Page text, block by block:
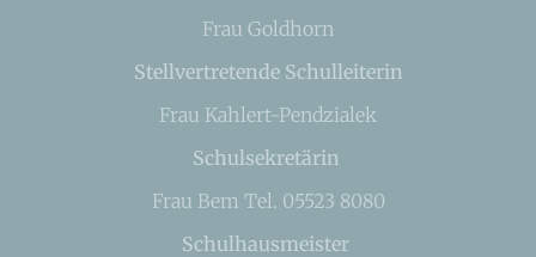
Frau Goldhorn
Stellvertretende Schulleiterin
Frau Kahlert-Pendzialek
Schulsekretärin
Frau Bem Tel. 05523 8080
Schulhausmeister